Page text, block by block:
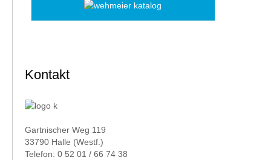
Kontakt
Gartnischer Weg 119
33790 Halle (Westf.)
Telefon: 0 52 01 / 66 74 38